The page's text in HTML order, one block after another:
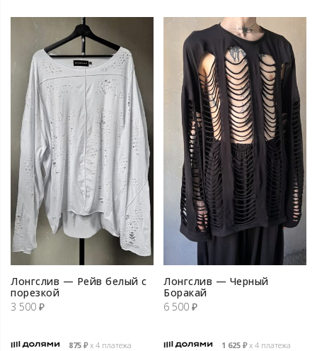
Лонгслив — Рейв белый с
порезкой
3 500 ₽
875 ₽х 4 платежа
Лонгслив — Черный
Боракай
6 500 ₽
1 625 ₽х 4 платежа